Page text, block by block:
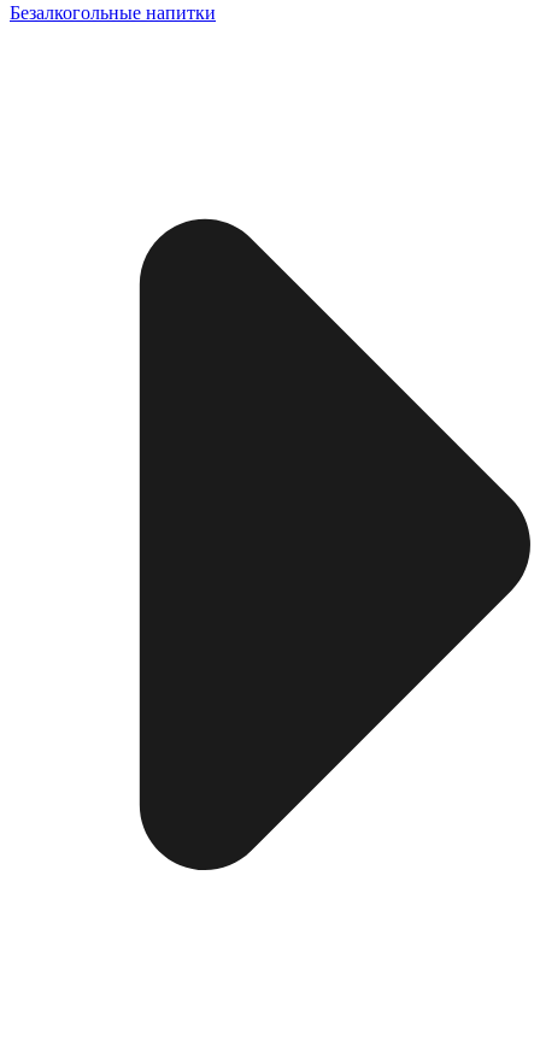
Безалкогольные напитки